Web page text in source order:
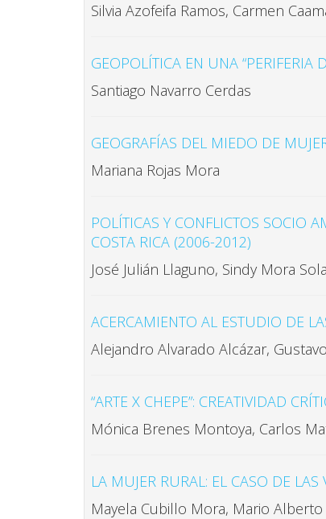
Silvia Azofeifa Ramos, Carmen
GEOPOLÍTICA EN UNA “PERIFERIA
Santiago Navarro Cerdas
GEOGRAFÍAS DEL MIEDO DE
Mariana Rojas Mora
POLÍTICAS Y CONFLICTOS SOCIO
COSTA RICA (2006-2012)
José Julián Llaguno, Sindy Mora
ACERCAMIENTO AL ESTUDIO DE
Alejandro Alvarado Alcázar,
“ARTE X CHEPE”: CREATIVIDAD
Mónica Brenes Montoya, Carlos
LA MUJER RURAL: EL CASO DE
Mayela Cubillo Mora, Mario Alberto